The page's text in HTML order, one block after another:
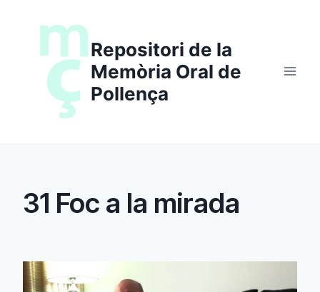
Repositori de la
Memòria Oral de
Pollença
31 Foc a la mirada